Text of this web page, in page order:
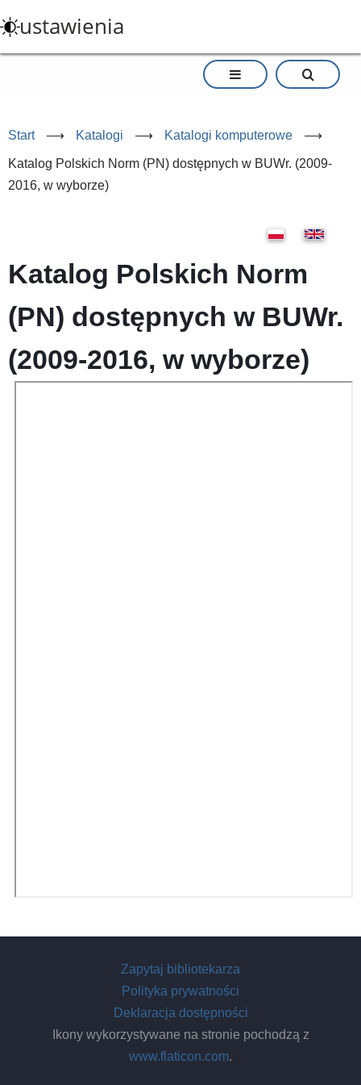
do
treści
ustawienia
Start ⟶ Katalogi ⟶ Katalogi komputerowe ⟶
Katalog Polskich Norm (PN) dostępnych w BUWr. (2009-
2016, w wyborze)
Katalog Polskich Norm
(PN) dostępnych w BUWr.
(2009-2016, w wyborze)
Zapytaj bibliotekarza
Polityka prywatności
Deklaracja dostępności
Ikony wykorzystywane na stronie pochodzą z
www.flaticon.com.